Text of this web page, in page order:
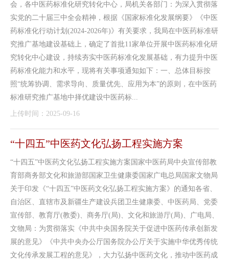
会，各中医药标准化研究转化中心，局机关各部门：为深入贯彻落
实党的二十届三中全会精神，根据《国家标准化发展纲要》《中医
药标准化行动计划(2024-2026年)》有关要求，我局在中医药标准研
究推广基地建设基础上，确定了首批11家单位开展中医药标准化研
究转化中心建设，持续夯实中医药标准化发展基础，有力提升中医
药标准化能力和水平，现将有关事项通知如下：一、总体目标按
照“统筹协调、需求导向、质量优先、应用为本”的原则，在中医药
标准研究推广基地中择优建设中医药标...
上传时间：2025-09-16
“十四五”中医药文化弘扬工程实施方案
“十四五”中医药文化弘扬工程实施方案国家中医药局中央宣传部教
育部商务部文化和旅游部国家卫生健康委国家广电总局国家文物局
关于印发《“十四五”中医药文化弘扬工程实施方案》的通知各省、
自治区、直辖市及新疆生产建设兵团卫生健康委、中医药局、党委
宣传部、教育厅(教委)、商务厅(局)、文化和旅游厅(局)、广电局、
文物局：为贯彻落实《中共中央国务院关于促进中医药传承创新发
展的意见》《中共中央办公厅国务院办公厅关于实施中华优秀传统
文化传承发展工程的意见》，大力弘扬中医药文化，推动中医药成